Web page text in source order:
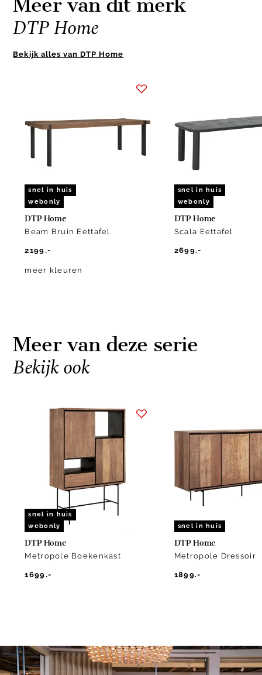
Meer van dit merk
DTP Home
Bekijk alles van DTP Home
snel in huis
webonly
DTP Home
Beam Bruin Eettafel
2199.-
meer kleuren
snel in huis
webonly
DTP Home
Scala Eettafel
2699.-
Meer van deze serie
Bekijk ook
snel in huis
webonly
DTP Home
Metropole Boekenkast
1699.-
snel in huis
DTP Home
Metropole Dressoir
1899.-